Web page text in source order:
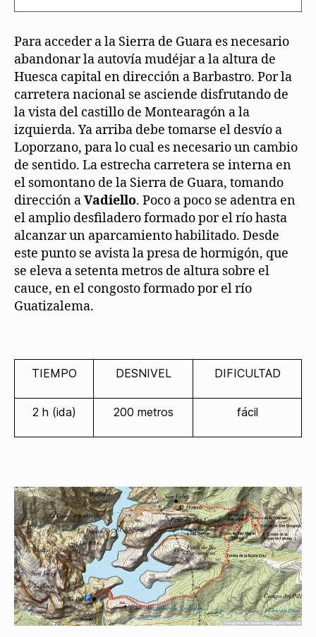
Para acceder a la Sierra de Guara es necesario
abandonar la autovía mudéjar a la altura de
Huesca capital en dirección a Barbastro. Por la
carretera nacional se asciende disfrutando de
la vista del castillo de Montearagón a la
izquierda. Ya arriba debe tomarse el desvío a
Loporzano, para lo cual es necesario un cambio
de sentido. La estrecha carretera se interna en
el somontano de la Sierra de Guara, tomando
dirección aVadiello. Poco a poco se adentra en
el amplio desfiladero formado por el río hasta
alcanzar un aparcamiento habilitado. Desde
este punto se avista la presa de hormigón, que
se eleva a setenta metros de altura sobre el
cauce, en el congosto formado por el río
Guatizalema.
TIEMPO DESNIVEL DIFICULTAD
2 h (ida) 200 metros fácil